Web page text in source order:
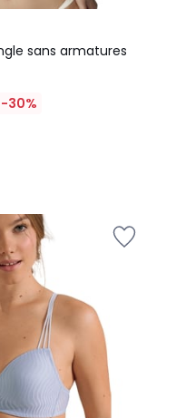
sans armatures
-30%